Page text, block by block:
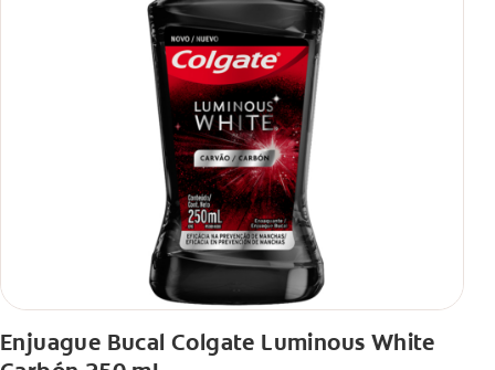
Enjuague Bucal Colgate Luminous White